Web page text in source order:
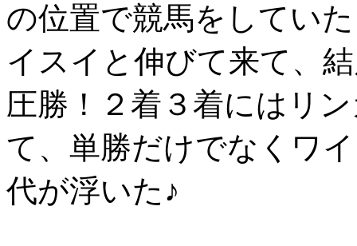
の位置で競馬をしてい
イスイと伸びて来て、
圧勝！２着３着にはリ
て、単勝だけでなくワ
代が浮いた♪